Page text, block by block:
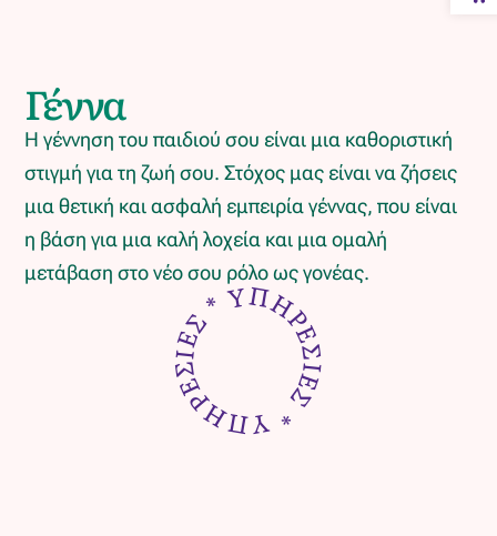
Γέννα
Η γέννηση του παιδιού σου είναι μια καθοριστική
στιγμή για τη ζωή σου. Στόχος μας είναι να ζήσεις
μια θετική και ασφαλή εμπειρία γέννας, που είναι
η βάση για μια καλή λοχεία και μια ομαλή
μετάβαση στο νέο σου ρόλο ως γονέας.
* ΥΠΗΡΕΣΙΕΣ * ΥΠΗΡΕΣΙΕΣ